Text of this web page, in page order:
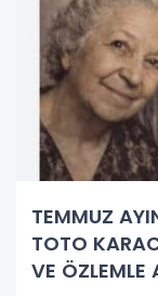
TEMMUZ
TOTO
VE ÖZLEMLE